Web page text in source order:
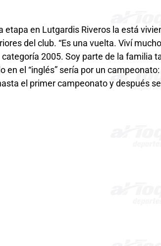
etapa en Lutgardis Riveros la está
del club. “Es una vuelta. Viví
2005. Soy parte de la familia
en el “inglés” sería por un
el primer campeonato y después se